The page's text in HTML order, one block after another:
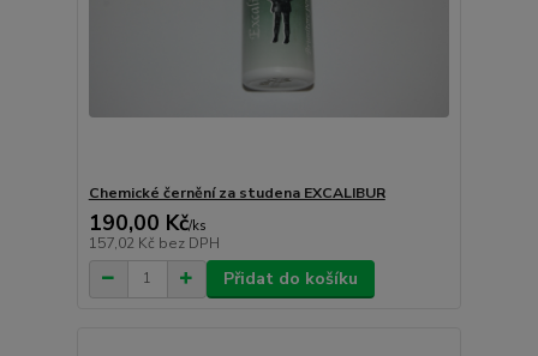
Chemické černění za studena EXCALIBUR
190,00 Kč/ks
157,02 Kč bez DPH
Přidat do košíku